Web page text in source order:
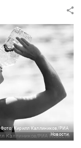
Фото: Кирилл Каллиников/РИА
Новости